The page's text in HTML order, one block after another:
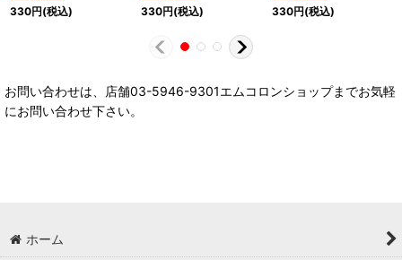
330円(税込) 330円(税込) 330円(税込)
お問い合わせは、店舗03-5946-9301エムコロンショップまでお気軽
にお問い合わせ下さい。
ホーム